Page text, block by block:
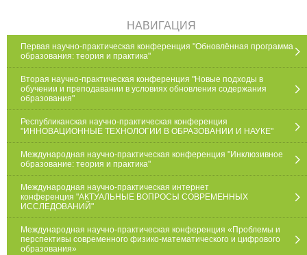
НАВИГАЦИЯ
Первая научно-практическая конференция "Обновлённая программа
образования: теория и практика"
Вторая научно-практическая конференция "Новые подходы в
обучении и преподавании в условиях обновления содержания
образования"
Республиканская научно-практическая конференция
"ИННОВАЦИОННЫЕ ТЕХНОЛОГИИ В ОБРАЗОВАНИИ И НАУКЕ"
Международная научно-практическая конференция "Инклюзивное
образование: теория и практика"
Международная научно-практическая интернет
конференция "АКТУАЛЬНЫЕ ВОПРОСЫ СОВРЕМЕННЫХ
ИССЛЕДОВАНИЙ"
Международная научно-практическая конференция «Проблемы и
перспективы современного физико-математического и цифрового
образования»